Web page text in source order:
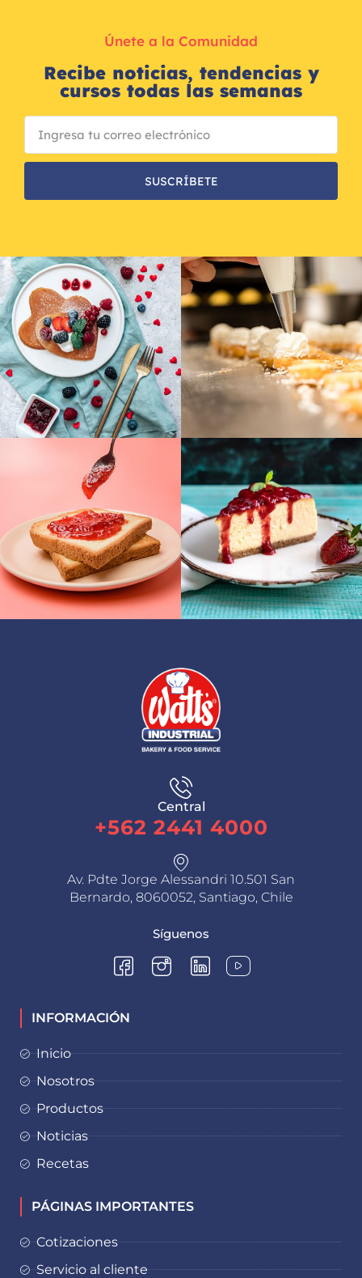
Únete a la Comunidad
Recibe noticias, tendencias y
cursos todas las semanas
SUSCRÍBETE
Central
+562 2441 4000
Av. Pdte Jorge Alessandri 10.501 San
Bernardo, 8060052, Santiago, Chile
Síguenos
INFORMACIÓN
Inicio
Nosotros
Productos
Noticias
Recetas
PÁGINAS IMPORTANTES
Cotizaciones
Servicio al cliente